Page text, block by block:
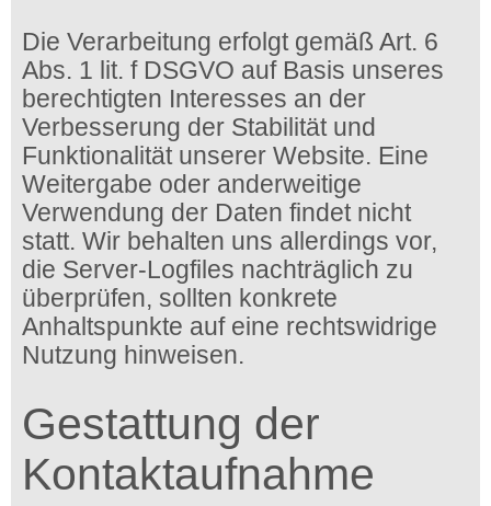
Die Verarbeitung erfolgt gemäß Art. 6
Abs. 1 lit. f DSGVO auf Basis unseres
berechtigten Interesses an der
Verbesserung der Stabilität und
Funktionalität unserer Website. Eine
Weitergabe oder anderweitige
Verwendung der Daten findet nicht
statt. Wir behalten uns allerdings vor,
die Server-Logfiles nachträglich zu
überprüfen, sollten konkrete
Anhaltspunkte auf eine rechtswidrige
Nutzung hinweisen.
Gestattung der
Kontaktaufnahme